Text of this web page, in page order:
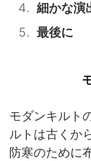
細かな演
最後に
モダンキルト
ルトは古くか
防寒のために